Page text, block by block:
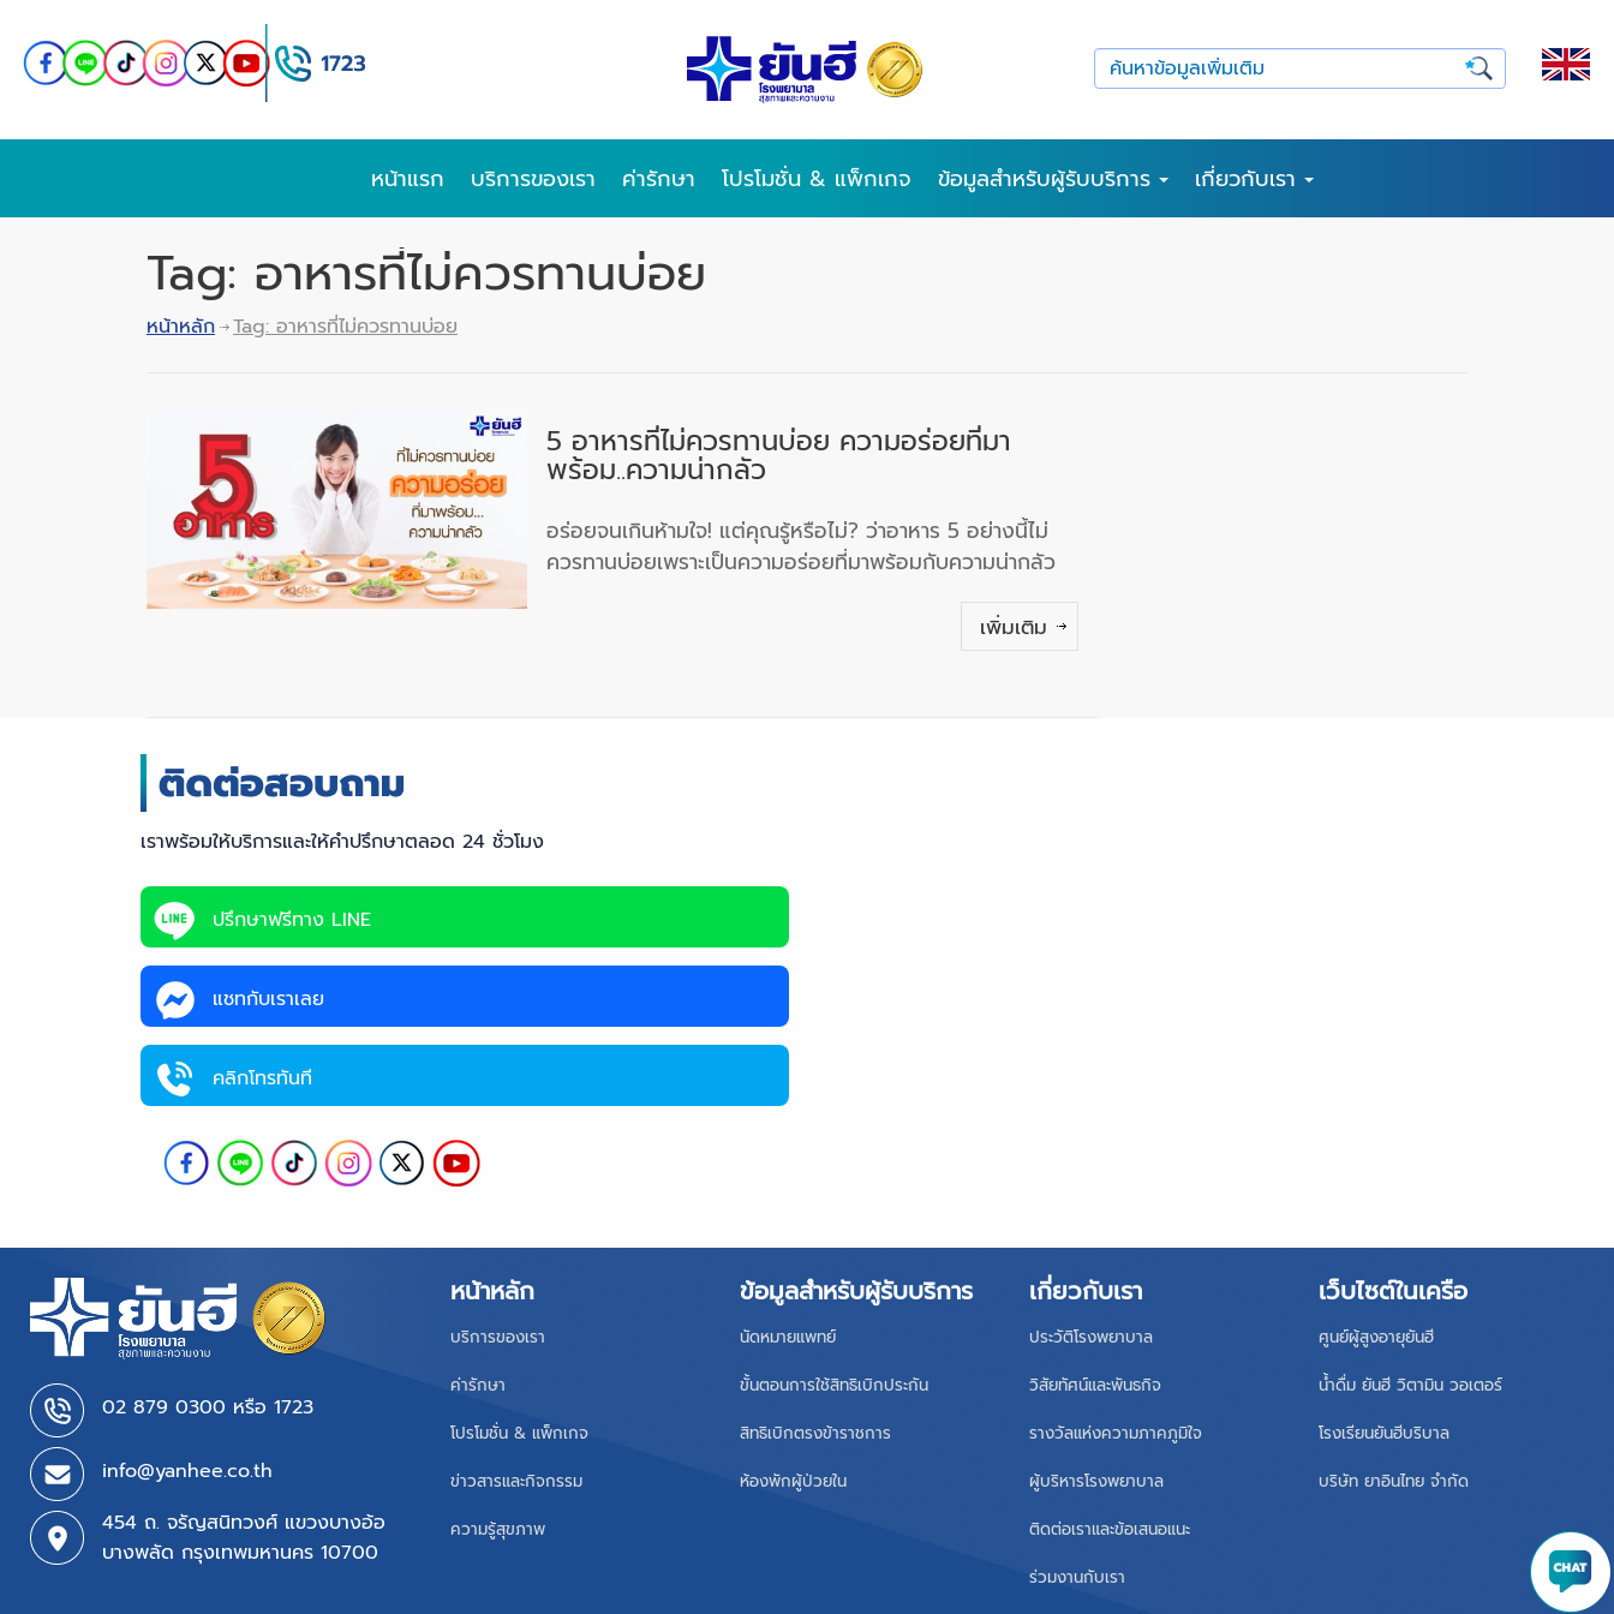
หน้าแรก บริการของเรา ค่ารักษา โปรโมชั่น & แพ็กเกจ ข้อมูลสำหรับผู้รับบริการ เกี่ยวกับเรา
Tag: อาหารที่ไม่ควรทานบ่อย
หน้าหลัก Tag: อาหารที่ไม่ควรทานบ่อย
5 อาหารที่ไม่ควรทานบ่อย ความอร่อยที่มา
พร้อม..ความน่ากลัว
อร่อยจนเกินห้ามใจ! แต่คุณรู้หรือไม่? ว่าอาหาร 5 อย่างนี้ไม่
ควรทานบ่อยเพราะเป็นความอร่อยที่มาพร้อมกับความน่ากลัว
เพิ่มเติม
เราพร้อมให้บริการและให้คำปรึกษาตลอด 24 ชั่วโมง
ปรึกษาฟรีทาง LINE
แชทกับเราเลย
คลิกโทรทันที
02 879 0300 หรือ 1723
info@yanhee.co.th
454 ถ. จรัญสนิทวงศ์ แขวงบางอ้อ
บางพลัด กรุงเทพมหานคร 10700
หน้าหลัก
บริการของเรา
ค่ารักษา
โปรโมชั่น & แพ็กเกจ
ข่าวสารและกิจกรรม
ความรู้สุขภาพ
ข้อมูลสำหรับผู้รับบริการ
นัดหมายแพทย์
ขั้นตอนการใช้สิทธิเบิกประกัน
สิทธิเบิกตรงข้าราชการ
ห้องพักผู้ป่วยใน
เกี่ยวกับเรา
ประวัติโรงพยาบาล
วิสัยทัศน์และพันธกิจ
รางวัลแห่งความภาคภูมิใจ
ผู้บริหารโรงพยาบาล
ติดต่อเราและข้อเสนอแนะ
ร่วมงานกับเรา
เว็บไซต์ในเครือ
ศูนย์ผู้สูงอายุยันฮี
น้ำดื่ม ยันฮี วิตามิน วอเตอร์
โรงเรียนยันฮีบริบาล
บริษัท ยาอินไทย จำกัด